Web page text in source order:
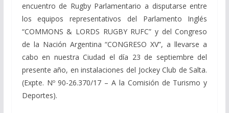
encuentro de Rugby Parlamentario a disputarse entre
los equipos representativos del Parlamento Inglés
“COMMONS & LORDS RUGBY RUFC” y del Congreso
de la Nación Argentina “CONGRESO XV”, a llevarse a
cabo en nuestra Ciudad el día 23 de septiembre del
presente año, en instalaciones del Jockey Club de Salta.
(Expte. Nº 90-26.370/17 – A la Comisión de Turismo y
Deportes).